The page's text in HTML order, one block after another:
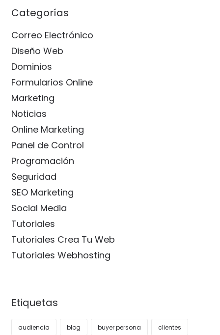
Categorías
Correo Electrónico
Diseño Web
Dominios
Formularios Online
Marketing
Noticias
Online Marketing
Panel de Control
Programación
Seguridad
SEO Marketing
Social Media
Tutoriales
Tutoriales Crea Tu Web
Tutoriales Webhosting
Etiquetas
audiencia blog buyer persona clientes